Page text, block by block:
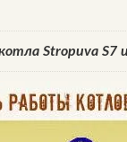
Stropuva S7